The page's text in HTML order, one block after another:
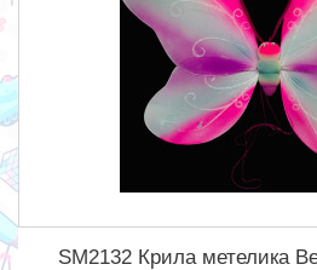
SM2132 Крила метелика